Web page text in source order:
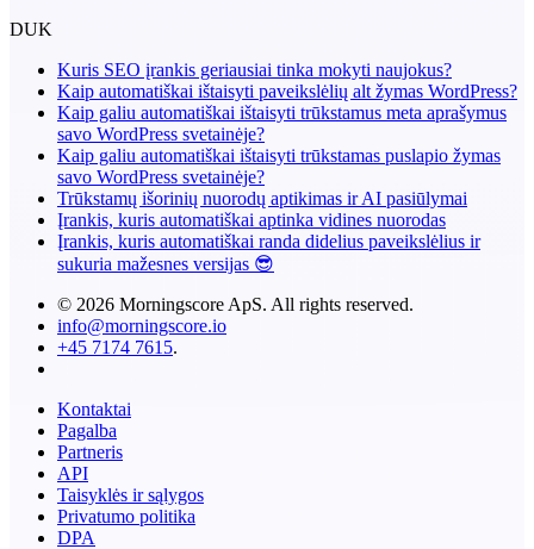
DUK
Kuris SEO įrankis geriausiai tinka mokyti naujokus?
Kaip automatiškai ištaisyti paveikslėlių alt žymas WordPress?
Kaip galiu automatiškai ištaisyti trūkstamus meta aprašymus
savo WordPress svetainėje?
Kaip galiu automatiškai ištaisyti trūkstamas puslapio žymas
savo WordPress svetainėje?
Trūkstamų išorinių nuorodų aptikimas ir AI pasiūlymai
Įrankis, kuris automatiškai aptinka vidines nuorodas
Įrankis, kuris automatiškai randa didelius paveikslėlius ir
sukuria mažesnes versijas 😎
© 2026 Morningscore ApS. All rights reserved.
info@morningscore.io
+45 7174 7615.
Kontaktai
Pagalba
Partneris
API
Taisyklės ir sąlygos
Privatumo politika
DPA